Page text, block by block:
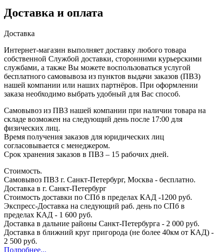
Доставка и оплата
Доставка
Интернет-магазин выполняет доставку любого товара
собственной Службой доставки, сторонними курьерскими
службами, а также Вы можете воспользоваться услугой
бесплатного самовывоза из пунктов выдачи заказов (ПВЗ)
нашей компании или наших партнёров. При оформлении
заказа необходимо выбрать удобный для Вас способ.
Самовывоз из ПВЗ нашей компании при наличии товара на
складе возможен на следующий день после 17:00 для
физических лиц.
Время получения заказов для юридических лиц
согласовывается с менеджером.
Срок хранения заказов в ПВЗ – 15 рабочих дней.
Стоимость.
Самовывоз ПВЗ г. Санкт-Петербург, Москва - бесплатно.
Доставка в г. Санкт-Петербург
Стоимость доставки по СПб в пределах КАД -1200 руб.
Экспресс-Доставка на следующий раб. день по СПб в
пределах КАД - 1 600 руб.
Доставка в дальние районы Санкт-Петербурга - 2 000 руб.
Доставка в ближний круг пригорода (не более 40км от КАД) -
2 500 руб.
Подробнее...